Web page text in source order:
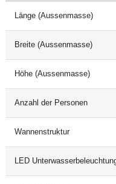
Länge (Aussenmasse)
Breite (Aussenmasse)
Höhe (Aussenmasse)
Anzahl der Personen
Wannenstruktur
LED